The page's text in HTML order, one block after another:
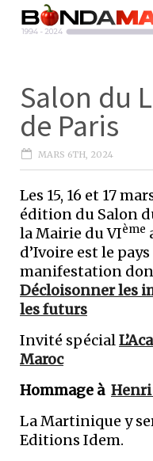
Salon du
de Paris
MARS 6TH, 2024
Les 15, 16 et 17
édition du Salon
la Mairie du VIème
d’Ivoire est le
manifestation
Décloisonner les
les futurs
Invité spécial
Maroc
Hommage à
La Martinique y
Editions Idem.